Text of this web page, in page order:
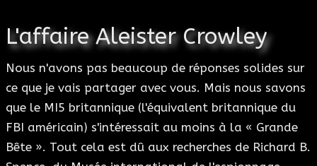
L'affaire Aleister Crowley
Nous n'avons pas beaucoup de réponses solides sur
ce que je vais partager avec vous. Mais nous savons
que le MI5 britannique (l'équivalent britannique du
FBI américain) s'intéressait au moins à la « Grande
Bête ». Tout cela est dû aux recherches de Richard B.